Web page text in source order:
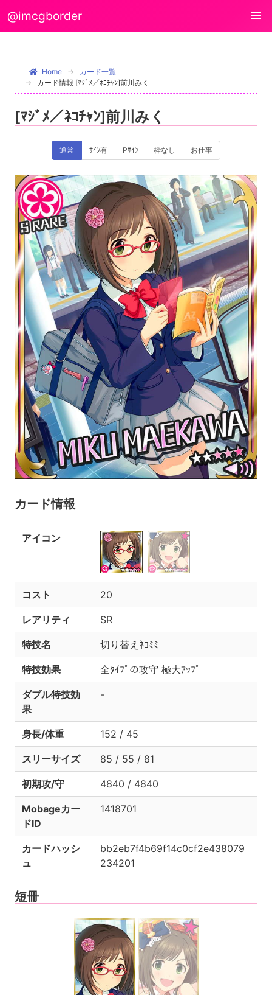
@imcgborder
Home
カード一覧
カード情報 [ﾏｼﾞﾒ／ﾈｺﾁｬﾝ]前川みく
[ﾏｼﾞﾒ／ﾈｺﾁｬﾝ]前川みく
通常 ｻｲﾝ有 Pｻｲﾝ 枠なし お仕事
カード情報
アイコン
コスト 20
レアリティ SR
特技名 切り替えﾈｺﾐﾐ
特技効果 全ﾀｲﾌﾟの攻守 極大ｱｯﾌﾟ
ダブル特技効
果
-
身長/体重 152 / 45
スリーサイズ 85 / 55 / 81
初期攻/守 4840 / 4840
Mobageカー
ドID
1418701
カードハッシ
ュ
bb2eb7f4b69f14c0cf2e438079
234201
短冊